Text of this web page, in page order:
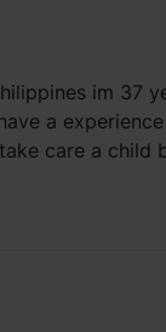
im 37
a
care a child